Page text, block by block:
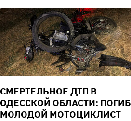
СМЕРТЕЛЬНОЕ ДТП В
ОДЕССКОЙ ОБЛАСТИ: ПОГИБ
МОЛОДОЙ МОТОЦИКЛИСТ